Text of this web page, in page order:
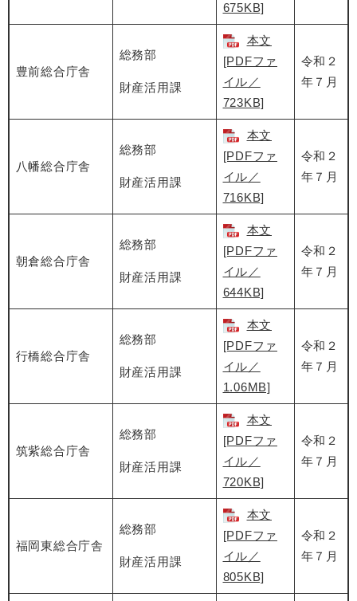
675KB]
豊前総合庁舎
総務部
財産活用課
本文
[PDFファ
イル／
723KB]
令和２
年７月
八幡総合庁舎
総務部
財産活用課
本文
[PDFファ
イル／
716KB]
令和２
年７月
朝倉総合庁舎
総務部
財産活用課
本文
[PDFファ
イル／
644KB]
令和２
年７月
行橋総合庁舎
総務部
財産活用課
本文
[PDFファ
イル／
1.06MB]
令和２
年７月
筑紫総合庁舎
総務部
財産活用課
本文
[PDFファ
イル／
720KB]
令和２
年７月
福岡東総合庁舎
総務部
財産活用課
本文
[PDFファ
イル／
805KB]
令和２
年７月